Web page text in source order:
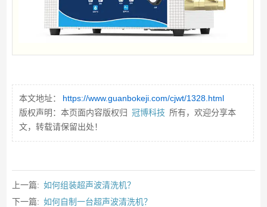
本文地址：
https://www.guanbokeji.com/cjwt/1328.html
版权声明：本页面内容版权归 冠博科技 所有，欢迎分享本
文，转载请保留出处！
上一篇: 如何组装超声波清洗机？
下一篇: 如何自制一台超声波清洗机？